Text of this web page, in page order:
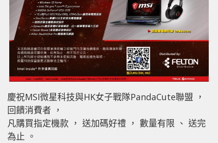
慶祝MSI微星科技與HK女子戰隊PandaCute聯盟 ，
回饋消費者 ，
凡購買指定機款 ， 送加碼好禮 ， 數量有限 、 送完
為止 。